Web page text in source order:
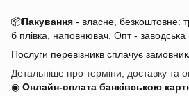
📦Пакування - власне, безкоштовне:
б плівка, наповнювач. Опт - заводська
Послуги перевізникв сплачує
Детальніше про терміни, доставку та
◉ Онлайн-оплата банківською